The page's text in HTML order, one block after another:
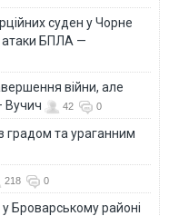
суден у Чорне
атаки БПЛА —
війни, але
Вучич
42 0
градом та ураганним
218 0
Броварському районі